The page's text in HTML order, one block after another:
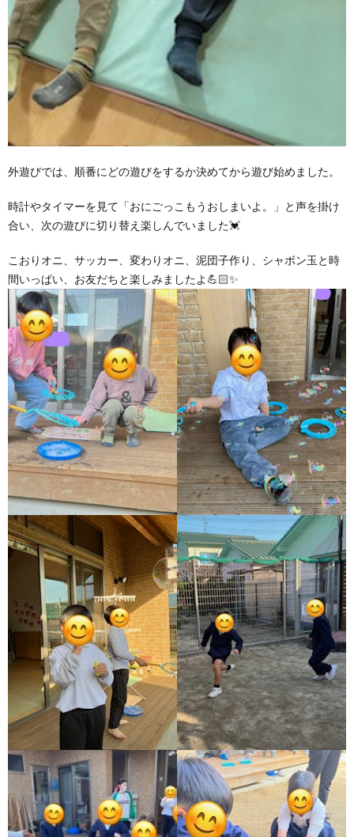
外遊びでは、順番にどの遊びをするか決めてから遊び始めました。
時計やタイマーを見て「おにごっこもうおしまいよ。」と声を掛け
合い、次の遊びに切り替え楽しんでいました💓
こおりオニ、サッカー、変わりオニ、泥団子作り、シャボン玉と時
間いっぱい、お友だちと楽しみましたよ💪🏻✨